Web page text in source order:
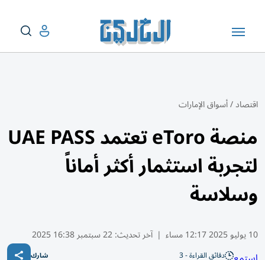
اقتصاد/أسواق الإمارات
منصة eToro تعتمد UAE PASS
لتجربة استثمار أكثر أماناً
وسلاسة
10 يوليو 2025 12:17 مساء | آخر تحديث:22 سبتمبر 16:38 2025
دقائق القراءة - 3 شارك